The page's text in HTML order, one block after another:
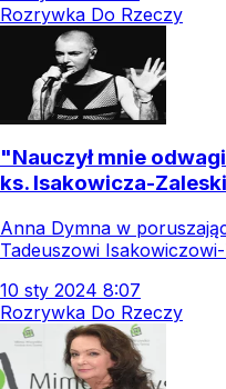
Rozrywka Do Rzeczy
"Nauczył mnie
ks. Isakowicza-
Anna Dymna w
Tadeuszowi
10 sty 2024 8:07
Rozrywka Do Rzeczy